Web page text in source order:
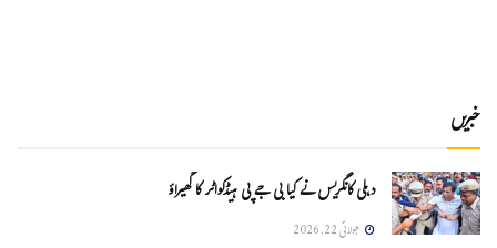
خبریں
دہلی کانگریس نے کیا بی جے پی ہیڈکواٹر کا گھیراؤ
جولائی 22, 2026